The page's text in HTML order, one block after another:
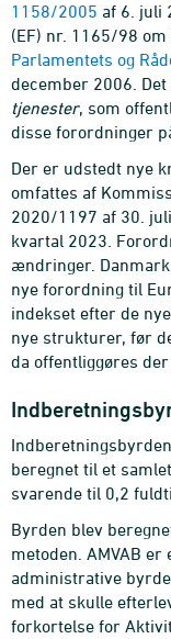
1158/2005 af 6. juli
(EF) nr. 1165/98
Parlamentets og
december 2006.
tjenester, som
disse forordninger
Der er udstedt nye
omfattes af
2020/1197 af 30.
kvartal 2023.
ændringer.
nye forordning til
indekset efter de
nye strukturer, før
da offentliggøres
beregnet til et
svarende til 0,2
Byrden blev
metoden. AMVAB
administrative
med at skulle
forkortelse for